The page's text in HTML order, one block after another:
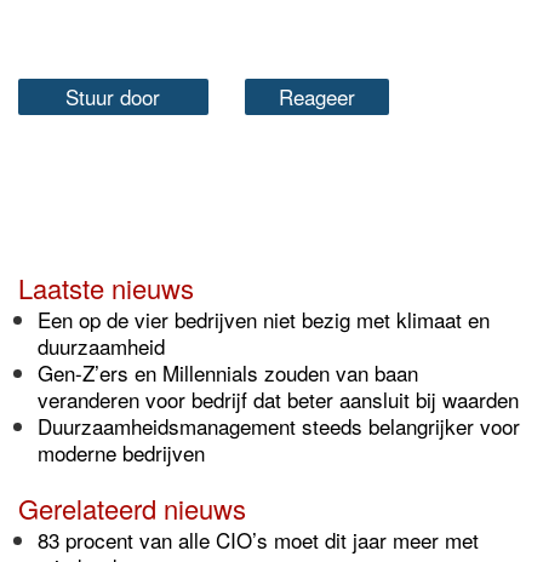
Stuur door Reageer
Laatste nieuws
Een op de vier bedrijven niet bezig met klimaat en
duurzaamheid
Gen-Z’ers en Millennials zouden van baan
veranderen voor bedrijf dat beter aansluit bij waarden
Duurzaamheidsmanagement steeds belangrijker voor
moderne bedrijven
Gerelateerd nieuws
83 procent van alle CIO’s moet dit jaar meer met